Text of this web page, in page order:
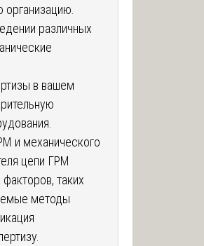
различных
в вашем
и механического
цепи ГРМ
таких
методы